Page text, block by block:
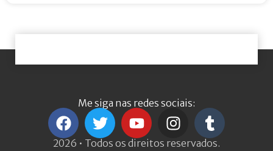
Me siga nas redes sociais:
2026 • Todos os direitos reservados.